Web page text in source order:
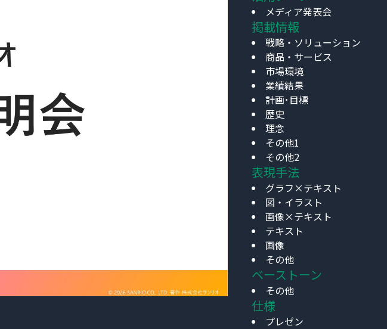
メディア発表会
掲載情報
戦略・ソリューション
商品・サービス
市場環境
業績結果
計画･目標
歴史
理念
その他1
その他2
表現手法
グラフ×テキスト
図・イラスト
画像×テキスト
テキスト
画像
その他
ベーストーン
その他
仕様
プレゼン